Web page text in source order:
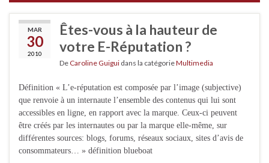
MAR
30
2010
Êtes-vous à la hauteur de
votre E-Réputation ?
De Caroline Guigui dans la catégorieMultimedia
Définition « L’e-réputation est composée par l’image (subjective)
que renvoie à un internaute l’ensemble des contenus qui lui sont
accessibles en ligne, en rapport avec la marque. Ceux-ci peuvent
être créés par les internautes ou par la marque elle-même, sur
différentes sources: blogs, forums, réseaux sociaux, sites d’avis de
consommateurs… » définition blueboat